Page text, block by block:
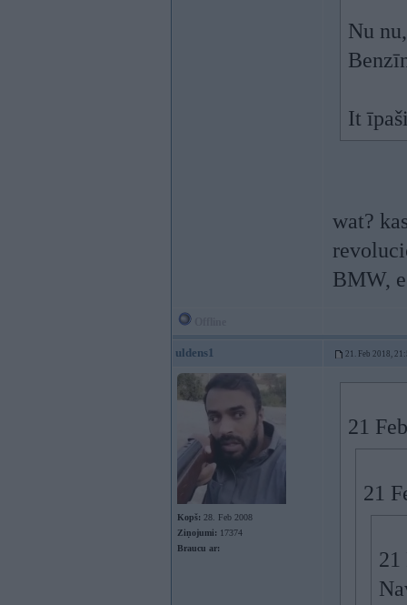
Nu
It
wat?
BMW,
uldens1 21. Feb 2018,
Kopš: 28. Feb 2008
Ziņojumi: 17374
Braucu ar:
21
21
21